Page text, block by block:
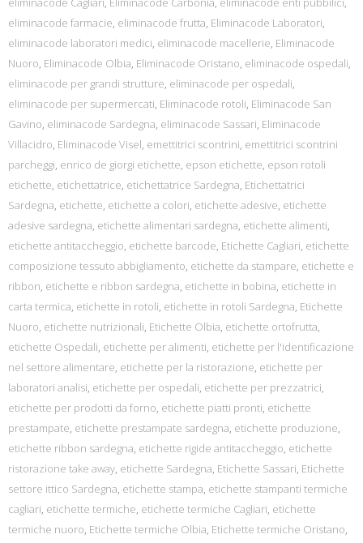
eliminacode farmacie, eliminacode frutta, Eliminacode Laboratori,
eliminacode laboratori medici, eliminacode macellerie, Eliminacode
Nuoro, Eliminacode Olbia, Eliminacode Oristano, eliminacode ospedali,
eliminacode per grandi strutture, eliminacode per ospedali,
eliminacode per supermercati, Eliminacode rotoli, Eliminacode San
Gavino, eliminacode Sardegna, eliminacode Sassari, Eliminacode
Villacidro, Eliminacode Visel, emettitrici scontrini, emettitrici scontrini
parcheggi, enrico de giorgi etichette, epson etichette, epson rotoli
etichette, etichettatrice, etichettatrice Sardegna, Etichettatrici
Sardegna, etichette, etichette a colori, etichette adesive, etichette
adesive sardegna, etichette alimentari sardegna, etichette alimenti,
etichette antitaccheggio, etichette barcode, Etichette Cagliari, etichette
composizione tessuto abbigliamento, etichette da stampare, etichette e
ribbon, etichette e ribbon sardegna, etichette in bobina, etichette in
carta termica, etichette in rotoli, etichette in rotoli Sardegna, Etichette
Nuoro, etichette nutrizionali, Etichette Olbia, etichette ortofrutta,
etichette Ospedali, etichette per alimenti, etichette per l'identificazione
nel settore alimentare, etichette per la ristorazione, etichette per
laboratori analisi, etichette per ospedali, etichette per prezzatrici,
etichette per prodotti da forno, etichette piatti pronti, etichette
prestampate, etichette prestampate sardegna, etichette produzione,
etichette ribbon sardegna, etichette rigide antitaccheggio, etichette
ristorazione take away, etichette Sardegna, Etichette Sassari, Etichette
settore ittico Sardegna, etichette stampa, etichette stampanti termiche
cagliari, etichette termiche, etichette termiche Cagliari, etichette
termiche nuoro, Etichette termiche Olbia, Etichette termiche Oristano,